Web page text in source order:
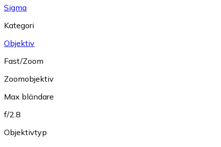
Sigma
Kategori
Objektiv
Fast/Zoom
Zoomobjektiv
Max bländare
f/2.8
Objektivtyp